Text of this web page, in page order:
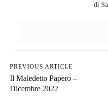
di
PREVIOUS ARTICLE
Il Maledetto Papero –
Dicembre 2022